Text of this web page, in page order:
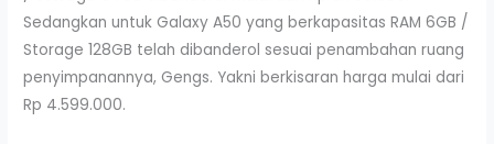
Sedangkan untuk Galaxy A50 yang berkapasitas RAM 6GB /
Storage 128GB telah dibanderol sesuai penambahan ruang
penyimpanannya, Gengs. Yakni berkisaran harga mulai dari
Rp 4.599.000.